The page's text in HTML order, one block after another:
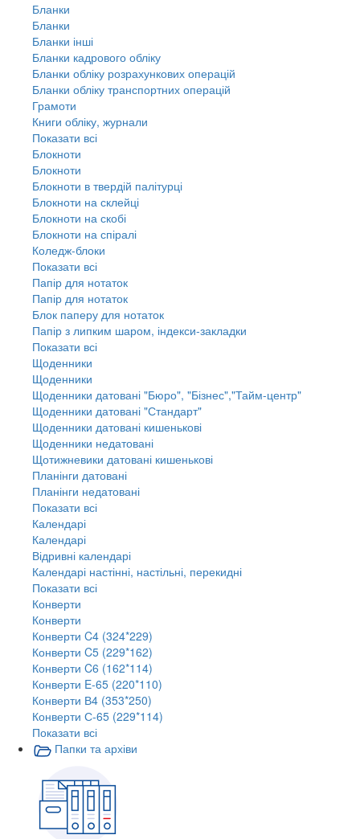
Бланки
Бланки
Бланки інші
Бланки кадрового обліку
Бланки обліку розрахункових операцій
Бланки обліку транспортних операцій
Грамоти
Книги обліку, журнали
Показати всі
Блокноти
Блокноти
Блокноти в твердій палітурці
Блокноти на склейці
Блокноти на скобі
Блокноти на спіралі
Коледж-блоки
Показати всі
Папір для нотаток
Папір для нотаток
Блок паперу для нотаток
Папір з липким шаром, індекси-закладки
Показати всі
Щоденники
Щоденники
Щоденники датовані "Бюро", "Бізнес","Тайм-центр"
Щоденники датовані "Стандарт"
Щоденники датовані кишенькові
Щоденники недатовані
Щотижневики датовані кишенькові
Планінги датовані
Планінги недатовані
Показати всі
Календарі
Календарі
Відривні календарі
Календарі настінні, настільні, перекидні
Показати всі
Конверти
Конверти
Конверти C4 (324*229)
Конверти C5 (229*162)
Конверти C6 (162*114)
Конверти E-65 (220*110)
Конверти В4 (353*250)
Конверти С-65 (229*114)
Показати всі
Папки та архіви